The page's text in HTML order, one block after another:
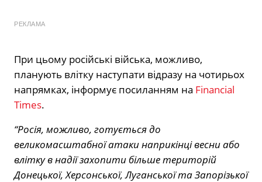
РЕКЛАМА
При цьому російські війська, можливо,
планують влітку наступати відразу на чотирьох
напрямках, інформує посиланням на Financial
Times.
“Росія, можливо, готується до
великомасштабної атаки наприкінці весни або
влітку в надії захопити більше територій
Донецької, Херсонської, Луганської та Запорізької